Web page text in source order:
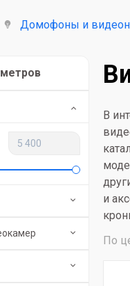
Домофоны и
В
и
По